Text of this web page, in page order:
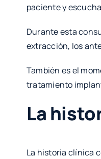
paciente y
Durante esta
extracción, los
También es el
tratamiento
La
La historia clínica